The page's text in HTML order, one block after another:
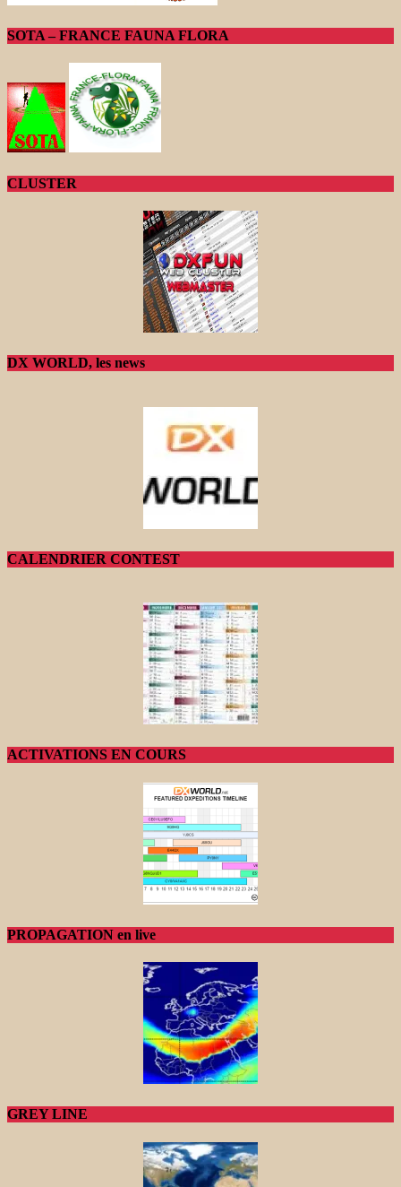
SOTA – FRANCE FAUNA FLORA
CLUSTER
DX WORLD, les news
CALENDRIER CONTEST
ACTIVATIONS EN COURS
PROPAGATION en live
GREY LINE